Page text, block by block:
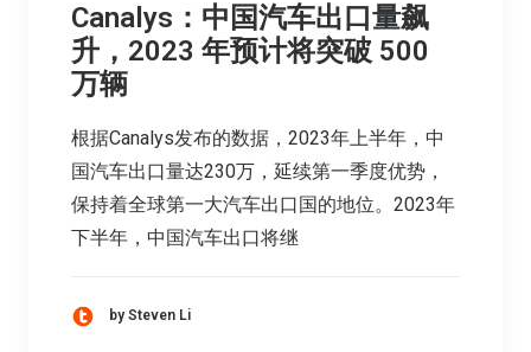
Canalys：中国汽车出口量飙
升，2023 年预计将突破 500
万辆
根据Canalys发布的数据，2023年上半年，中
国汽车出口量达230万，延续第一季度优势，
保持着全球第一大汽车出口国的地位。2023年
下半年，中国汽车出口将继
by Steven Li